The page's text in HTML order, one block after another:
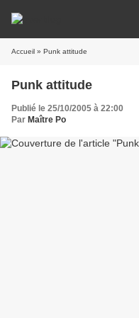
Accueil » Punk attitude
Punk attitude
Publié le 25/10/2005 à 22:00
Par Maître Po